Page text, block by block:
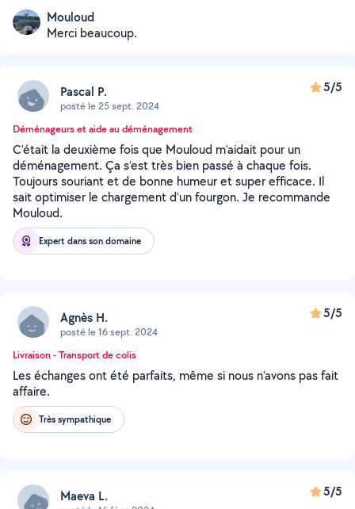
Mouloud
Merci beaucoup.
Pascal P.
posté le 25 sept. 2024
5/5
Déménageurs et aide au déménagement
C'était la deuxième fois que Mouloud m'aidait pour un
déménagement. Ça s'est très bien passé à chaque fois.
Toujours souriant et de bonne humeur et super efficace. Il
sait optimiser le chargement d'un fourgon. Je recommande
Mouloud.
Expert dans son domaine
Agnès H.
posté le 16 sept. 2024
5/5
Livraison - Transport de colis
Les échanges ont été parfaits, même si nous n'avons pas fait
affaire.
Très sympathique
Maeva L. 5/5